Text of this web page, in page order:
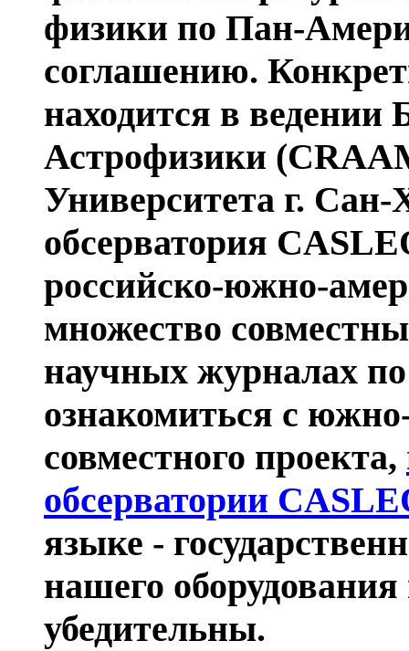
физики по Пан-
соглашению.
находится в ведении
Астрофизики
Университета г.
обсерватория
российско-южно-
множество
научных журналах
ознакомиться с
совместного проекта,
обсерватории
языке -
нашего
убедительны.